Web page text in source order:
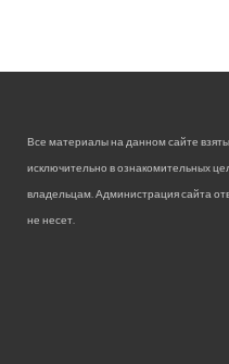
Все материалы на данном сайте
исключительно в ознакомительных
владельцам. Администрация сайта
не несет.